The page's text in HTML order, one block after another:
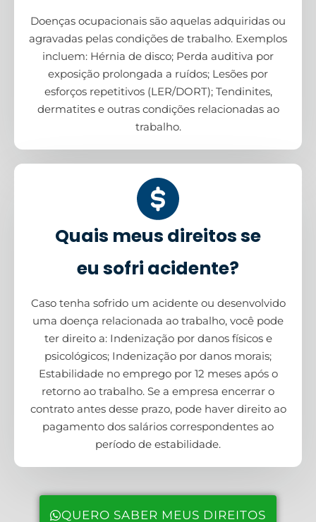
Doenças ocupacionais são aquelas adquiridas ou
agravadas pelas condições de trabalho. Exemplos
incluem: Hérnia de disco; Perda auditiva por
exposição prolongada a ruídos; Lesões por
esforços repetitivos (LER/DORT); Tendinites,
dermatites e outras condições relacionadas ao
trabalho.
Quais meus direitos se
eu sofri acidente?
Caso tenha sofrido um acidente ou desenvolvido
uma doença relacionada ao trabalho, você pode
ter direito a: Indenização por danos físicos e
psicológicos; Indenização por danos morais;
Estabilidade no emprego por 12 meses após o
retorno ao trabalho. Se a empresa encerrar o
contrato antes desse prazo, pode haver direito ao
pagamento dos salários correspondentes ao
período de estabilidade.
QUERO SABER MEUS DIREITOS